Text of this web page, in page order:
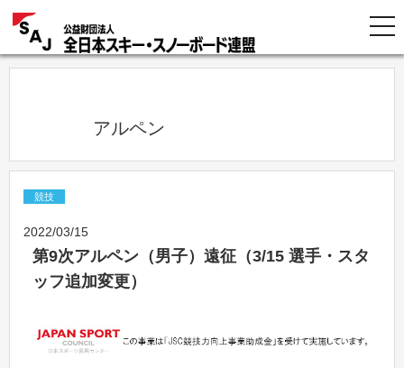
            アルペン
競技
2022/03/15
第9次アルペン（男子）遠征（3/15 選手・スタ
ッフ追加変更）